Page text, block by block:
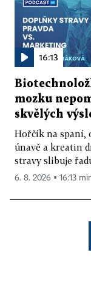
16:13
mozku
skvělých
Hořčík na spaní,
únavě a kreatin
stravy slibuje
6. 8. 2026 ▪ 16:13